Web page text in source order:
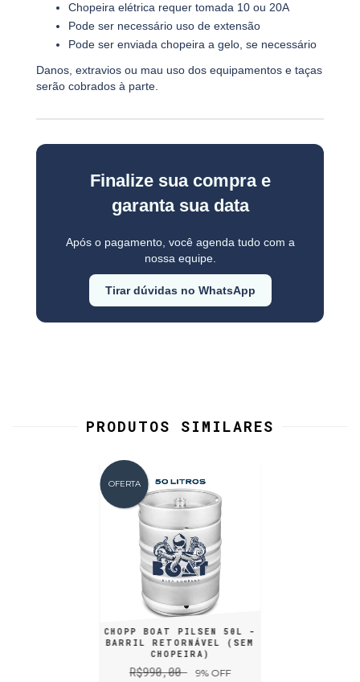
Chopeira elétrica requer tomada 10 ou 20A
Pode ser necessário uso de extensão
Pode ser enviada chopeira a gelo, se necessário
Danos, extravios ou mau uso dos equipamentos e taças
serão cobrados à parte.
Finalize sua compra e
garanta sua data
Após o pagamento, você agenda tudo com a
nossa equipe.
Tirar dúvidas no WhatsApp
PRODUTOS SIMILARES
OFERTA
CHOPP BOAT PILSEN 50L -
BARRIL RETORNÁVEL (SEM
CHOPEIRA)
R$990,00 9% OFF